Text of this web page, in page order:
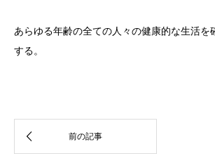
あらゆる年齢の全ての人々の健康的な生活を
する。